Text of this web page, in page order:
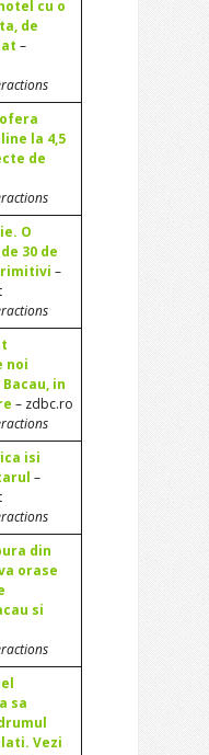
cu o
de
–
la 4,5
de
O
30 de
–
noi
in
– zdbc.ro
isi
–
din
orase
si
sa
Vezi